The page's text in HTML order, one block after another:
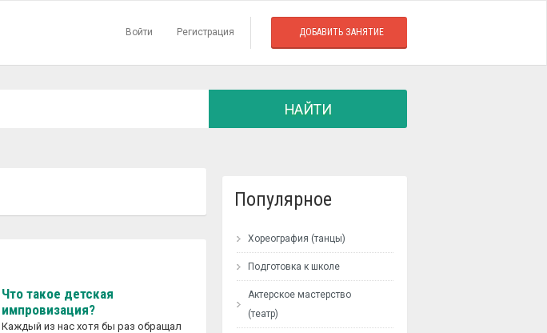
Войти Регистрация ДОБАВИТЬ ЗАНЯТИЕ
НАЙТИ
Что такое детская
импровизация?
Каждый из нас хотя бы раз обращал
Популярное
Хореография (танцы)
Подготовка к школе
Актерское мастерство
(театр)